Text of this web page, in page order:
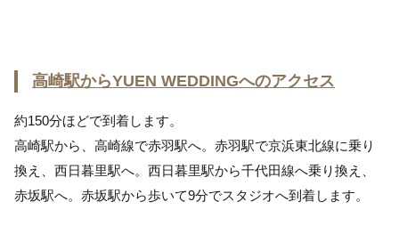
高崎駅からYUEN WEDDINGへのアクセス
約150分ほどで到着します。
高崎駅から、高崎線で赤羽駅へ。赤羽駅で京浜東北線に乗り
換え、西日暮里駅へ。西日暮里駅から千代田線へ乗り換え、
赤坂駅へ。赤坂駅から歩いて9分でスタジオへ到着します。